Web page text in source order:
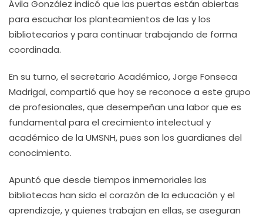
Ávila González indicó que las puertas están abiertas
para escuchar los planteamientos de las y los
bibliotecarios y para continuar trabajando de forma
coordinada.
En su turno, el secretario Académico, Jorge Fonseca
Madrigal, compartió que hoy se reconoce a este grupo
de profesionales, que desempeñan una labor que es
fundamental para el crecimiento intelectual y
académico de la UMSNH, pues son los guardianes del
conocimiento.
Apuntó que desde tiempos inmemoriales las
bibliotecas han sido el corazón de la educación y el
aprendizaje, y quienes trabajan en ellas, se aseguran